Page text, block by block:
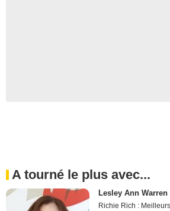
A tourné le plus avec...
Lesley Ann Warren
Richie Rich :